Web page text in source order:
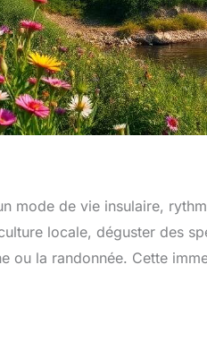
mode de vie insulaire,
locale, déguster des
ou la randonnée. Cette